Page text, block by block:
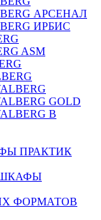
АРСЕНАЛ
ИРБИС
ASM
GOLD
В
ПРАКТИК
ФОРМАТОВ